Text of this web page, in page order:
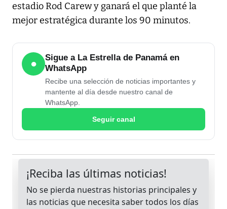
estadio Rod Carew y ganará el que planté la
mejor estratégica durante los 90 minutos.
●
Sigue a La Estrella de Panamá en
WhatsApp
Recibe una selección de noticias importantes y
mantente al día desde nuestro canal de
WhatsApp.
Seguir canal